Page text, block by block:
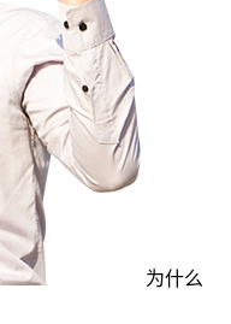
为什么